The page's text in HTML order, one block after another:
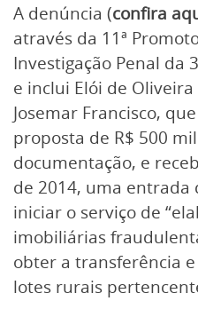
A denúncia (confira
através da 11ª
Investigação Penal da
e inclui Elói de
Josemar Francisco,
proposta de R$ 500
documentação, e
de 2014, uma entrada
iniciar o serviço de
imobiliárias
obter a transferência
lotes rurais